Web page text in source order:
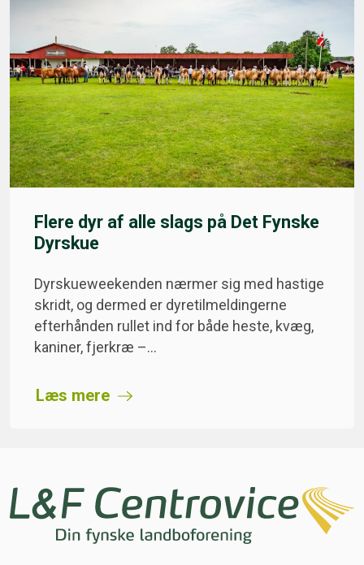
Flere dyr af alle slags på Det Fynske
Dyrskue
Dyrskueweekenden nærmer sig med hastige
skridt, og dermed er dyretilmeldingerne
efterhånden rullet ind for både heste, kvæg,
kaniner, fjerkræ –…
Læs mere